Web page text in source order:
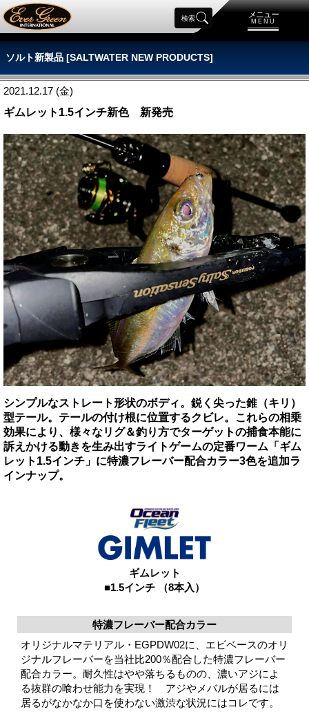
メニュー
MENU
検索
ソルト新製品 [SALTWATER NEW PRODUCTS]
2021.12.17 (金)
ギムレット1.5インチ新色 新発売
シンプルなストレート形状のボディ。鋭く尖った錐（キリ）
型テール。テールの付け根に位置するクビレ。これらの相乗
効果により、様々なリグ＆釣り方でターゲットの捕食本能に
訴えかける動きを生み出すライトゲームの定番ワーム「ギム
レット1.5インチ」に特濃フレーバー配合カラー3色を追加ラ
インナップ。
ギムレット
■1.5インチ （8本入）
特濃フレーバー配合カラー
オリジナルマテリアル・EGPDW02に、エビベースのオリ
ジナルフレーバーを当社比200％配合した特濃フレーバー
配合カラー。耐久性はやや落ちるものの、濃いアジによ
る抜群の喰わせ能力を実現！ アジやメバルが居るには
居るがなかなか口を使わない激渋な状況にはコレです。